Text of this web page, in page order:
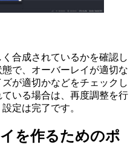
合成されているかを確認し
で、オーバーレイが適切な
が適切かなどをチェックし
いる場合は、再度調整を行
定は完了です。
を作るためのポ